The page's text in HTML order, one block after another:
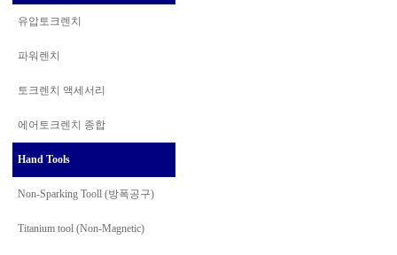
유압토크렌치
파워렌치
토크렌치 액세서리
에어토크렌치 종합
Hand Tools
Non-Sparking Tooll (방폭공구)
Titanium tool (Non-Magnetic)